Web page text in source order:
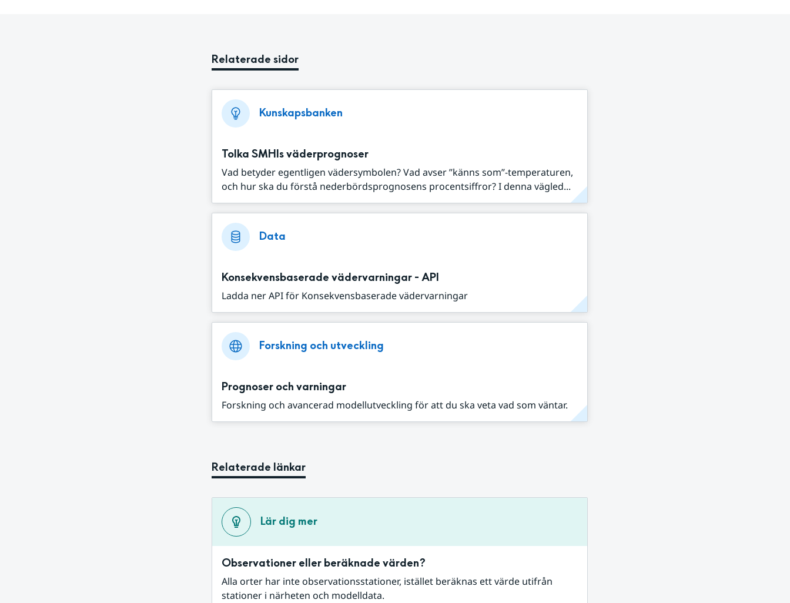
Relaterade sidor
Kunskapsbanken
Tolka SMHIs väderprognoser
Vad betyder egentligen vädersymbolen? Vad avser ”känns som”-temperaturen,
och hur ska du förstå nederbördsprognosens procentsiffror? I denna vägled...
Data
Konsekvensbaserade vädervarningar - API
Ladda ner API för Konsekvensbaserade vädervarningar
Forskning och utveckling
Prognoser och varningar
Forskning och avancerad modellutveckling för att du ska veta vad som väntar.
Relaterade länkar
Lär dig mer
Observationer eller beräknade värden?
Alla orter har inte observationsstationer, istället beräknas ett värde utifrån
stationer i närheten och modelldata.